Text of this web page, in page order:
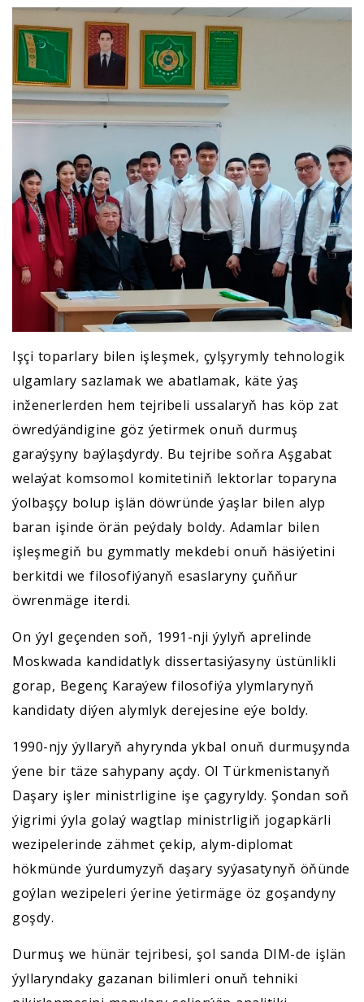
Işçi toparlary bilen işleşmek, çylşyrymly tehnologik
ulgamlary sazlamak we abatlamak, käte ýaş
inženerlerden hem tejribeli ussalaryň has köp zat
öwredýändigine göz ýetirmek onuň durmuş
garaýşyny baýlaşdyrdy. Bu tejribe soňra Aşgabat
welaýat komsomol komitetiniň lektorlar toparyna
ýolbaşçy bolup işlän döwründe ýaşlar bilen alyp
baran işinde örän peýdaly boldy. Adamlar bilen
işleşmegiň bu gymmatly mekdebi onuň häsiýetini
berkitdi we filosofiýanyň esaslaryny çuňňur
öwrenmäge iterdi.
On ýyl geçenden soň, 1991-nji ýylyň aprelinde
Moskwada kandidatlyk dissertasiýasyny üstünlikli
gorap, Begenç Karaýew filosofiýa ylymlarynyň
kandidaty diýen alymlyk derejesine eýe boldy.
1990-njy ýyllaryň ahyrynda ykbal onuň durmuşynda
ýene bir täze sahypany açdy. Ol Türkmenistanyň
Daşary işler ministrligine işe çagyryldy. Şondan soň
ýigrimi ýyla golaý wagtlap ministrligiň jogapkärli
wezipelerinde zähmet çekip, alym-diplomat
hökmünde ýurdumyzyň daşary syýasatynyň öňünde
goýlan wezipeleri ýerine ýetirmäge öz goşandyny
goşdy.
Durmuş we hünär tejribesi, şol sanda DIM-de işlän
ýyllaryndaky gazanan bilimleri onuň tehniki